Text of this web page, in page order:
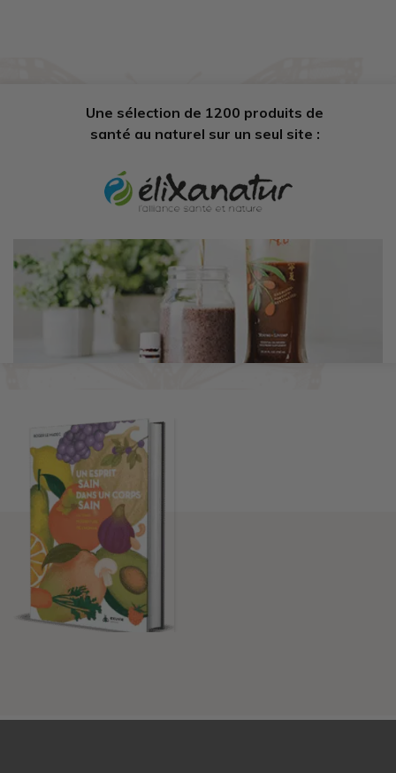
Une sélection de 1200 produits de
santé au naturel sur un seul site :